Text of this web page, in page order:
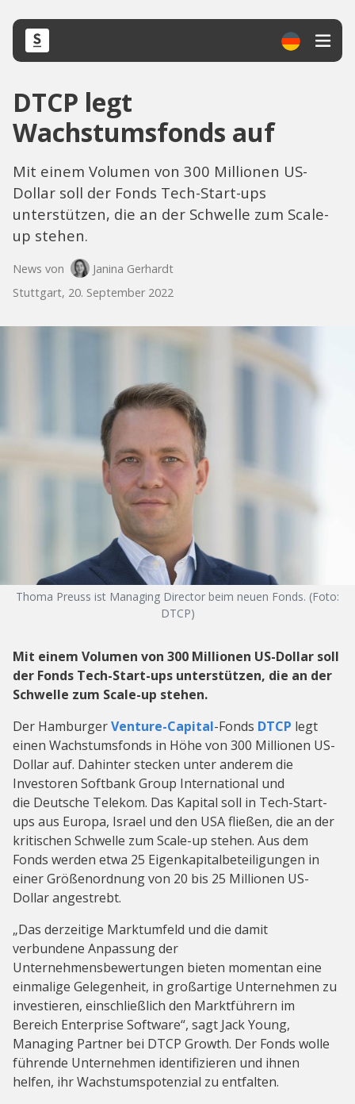
DTCP legt
Wachstumsfonds auf
Mit einem Volumen von 300 Millionen US-
Dollar soll der Fonds Tech-Start-ups
unterstützen, die an der Schwelle zum Scale-
up stehen.
News von
Janina Gerhardt
Stuttgart, 20. September 2022
Thoma Preuss ist Managing Director beim neuen Fonds. (Foto:
DTCP)
Mit einem Volumen von 300 Millionen US-Dollar soll
der Fonds Tech-Start-ups unterstützen, die an der
Schwelle zum Scale-up stehen.
Der HamburgerVenture-Capital-Fonds DTCP legt
einen Wachstumsfonds in Höhe von 300 Millionen US-
Dollar auf. Dahinter stecken unter anderem die
Investoren Softbank Group International und
die Deutsche Telekom. Das Kapital soll in Tech-Start-
ups aus Europa, Israel und den USA fließen, die an der
kritischen Schwelle zum Scale-up stehen. Aus dem
Fonds werden etwa 25 Eigenkapitalbeteiligungen in
einer Größenordnung von 20 bis 25 Millionen US-
Dollar angestrebt.
„Das derzeitige Marktumfeld und die damit
verbundene Anpassung der
Unternehmensbewertungen bieten momentan eine
einmalige Gelegenheit, in großartige Unternehmen zu
investieren, einschließlich den Marktführern im
Bereich Enterprise Software“, sagt Jack Young,
Managing Partner bei DTCP Growth. Der Fonds wolle
führende Unternehmen identifizieren und ihnen
helfen, ihr Wachstumspotenzial zu entfalten.